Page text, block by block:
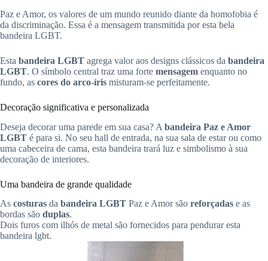
Paz e Amor, os valores de um mundo reunido diante da homofobia é
da discriminação. Essa é a mensagem transmitida por esta bela
bandeira LGBT.
Esta bandeira LGBT agrega valor aos designs clássicos da bandeira
LGBT. O símbolo central traz uma forte mensagem enquanto no
fundo, as cores do arco-íris misturam-se perfeitamente.
Decoração significativa e personalizada
Deseja decorar uma parede em sua casa? A bandeira Paz e Amor
LGBT é para si. No seu hall de entrada, na sua sala de estar ou como
uma cabeceira de cama, esta bandeira trará luz e simbolismo à sua
decoração de interiores.
Uma bandeira de grande qualidade
As costuras da bandeira LGBT Paz e Amor são reforçadas e as
bordas são duplas.
Dois furos com ilhós de metal são fornecidos para pendurar esta
bandeira lgbt.